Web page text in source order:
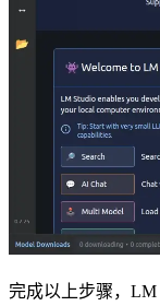
完成以上步骤，LM